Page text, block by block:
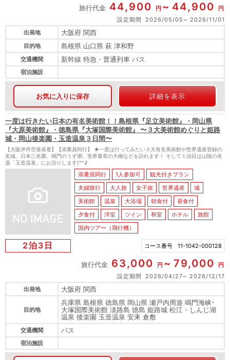
旅行代金 44,900 円 44,900
円
設定期間
2026/05/05
2026/11/01
出発地
大阪府 関西
目的地 島根県 山口県 萩 津和野
交通機関 新幹線 特急・普通列車 バス
宿泊施設
お気に入りに保存 詳細を表示
一度は行きたい日本の有名美術館！！島根県『足立美術館』・岡山県
『大原美術館』・徳島県『大塚国際美術館』 〜３大美術館めぐりと姫路
城・岡山後楽園・玉造温泉３日間〜
【大阪伊丹空港発着】【添乗員同行】 ★一度は行ってみたい３大有名美術館や世界遺産登録の
名城、日本三名園、鳴門のうず潮、世界最長の大橋などを訪れます！ そして１泊目は山陰の名
湯「玉造温泉」にお泊りします(^^♪
添乗員同行 1人参加可
観光付きプラン
夫婦旅行
大人旅 女子旅 世界遺産
城
美術館
温泉 大浴場 朝食付
昼食付
夕食付
洋室 ツイン 和室 ホテル
旅館
国内ツアー（飛行機）
2泊3日 コース番号 11-1042-000128
旅行代金 63,000 円 79,000
円
設定期間
2026/04/27
2026/12/17
出発地
大阪府 関西
目的地
兵庫県 島根県 徳島県 岡山県 瀬戸内周遊 鳴門海峡･
大塚国際美術館 淡路島 徳島 姫路城 松江・しんじ湖
温泉 後楽園 玉造温泉 安来 倉敷
交通機関 バス
宿泊施設